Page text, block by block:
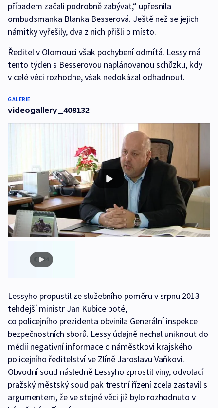
případem začali podrobně zabývat,“ upřesnila
ombudsmanka Blanka Besserová. Ještě než se jejich
námitky vyřešily, dva z nich přišli o místo.
Ředitel v Olomouci však pochybení odmítá. Lessy má
tento týden s Besserovou naplánovanou schůzku, kdy
v celé věci rozhodne, však nedokázal odhadnout.
GALERIE
videogallery_408132
Lessyho propustil ze služebního poměru v srpnu 2013
tehdejší ministr Jan Kubice poté,
co policejního prezidenta obvinila Generální inspekce
bezpečnostních sborů. Lessy údajně nechal uniknout do
médií negativní informace o náměstkovi krajského
policejního ředitelství ve Zlíně Jaroslavu Vaňkovi.
Obvodní soud následně Lessyho zprostil viny, odvolací
pražský městský soud pak trestní řízení zcela zastavil s
argumentem, že ve stejné věci již bylo rozhodnuto v